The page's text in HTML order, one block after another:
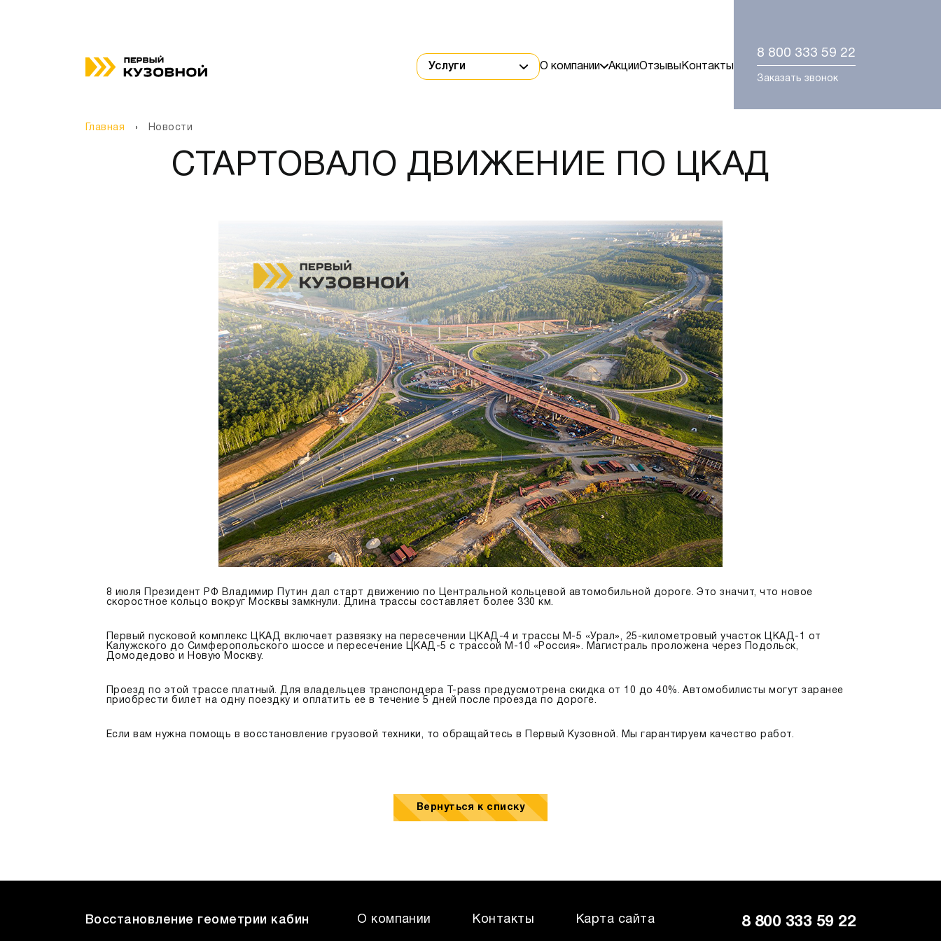
Услуги О компании АкцииОтзывыКонтакты
8 800 333 59 22
Заказать звонок
Главная Новости
СТАРТОВАЛО ДВИЖЕНИЕ ПО ЦКАД
8 июля Президент РФ Владимир Путин дал старт движению по Центральной кольцевой автомобильной дороге. Это значит, что новое
скоростное кольцо вокруг Москвы замкнули. Длина трассы составляет более 330 км.
Первый пусковой комплекс ЦКАД включает развязку на пересечении ЦКАД-4 и трассы М-5 «Урал», 25-километровый участок ЦКАД-1 от
Калужского до Симферопольского шоссе и пересечение ЦКАД-5 с трассой М-10 «Россия». Магистраль проложена через Подольск,
Домодедово и Новую Москву.
Проезд по этой трассе платный. Для владельцев транспондера Т-pass предусмотрена скидка от 10 до 40%. Автомобилисты могут заранее
приобрести билет на одну поездку и оплатить ее в течение 5 дней после проезда по дороге.
Если вам нужна помощь в восстановление грузовой техники, то обращайтесь в Первый Кузовной. Мы гарантируем качество работ.
Вернуться к списку
Восстановление геометрии кабин О компании Контакты Карта сайта 8 800 333 59 22